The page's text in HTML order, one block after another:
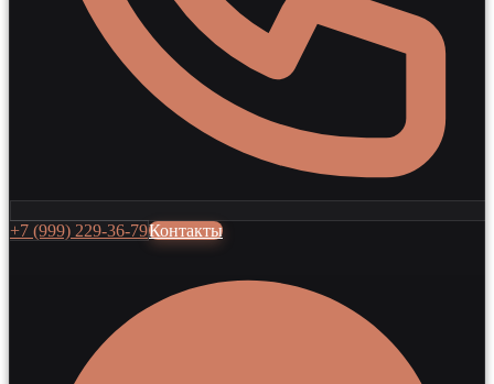
+7 (999) 229-36-79Контакты